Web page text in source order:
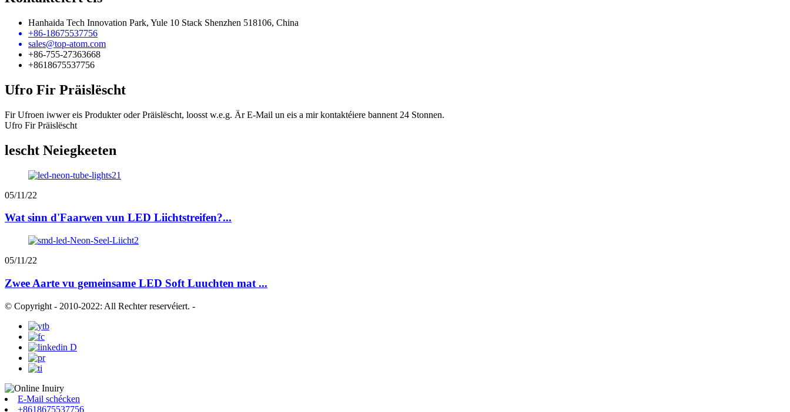
Hanhaida Tech Innovation Park, Yule 10 Stack Shenzhen 518106, China
+86-18675537756
sales@top-atom.com
+86-755-27363668
+8618675537756
Ufro Fir Präislëscht
Fir Ufroen iwwer eis Produkter oder Präislëscht, loosst w.e.g. Är E-Mail un eis a mir kontaktéiere bannent 24 Stonnen.
Ufro Fir Präislëscht
lescht Neiegkeeten
05/11/22
Wat sinn d'Faarwen vun LED Liichtstreifen?...
05/11/22
Zwee Aarte vu gemeinsame LED Soft Luuchten mat ...
© Copyright - 2010-2022: All Rechter reservéiert. -
E-Mail schécken
+8618675537756